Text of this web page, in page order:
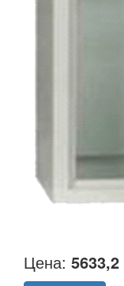
Цена: 5633,2